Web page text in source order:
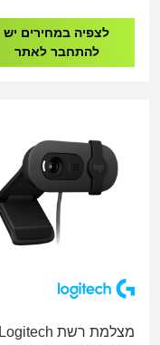
לצפיה במחירים יש
להתחבר לאתר
מצלמת רשת Logitech